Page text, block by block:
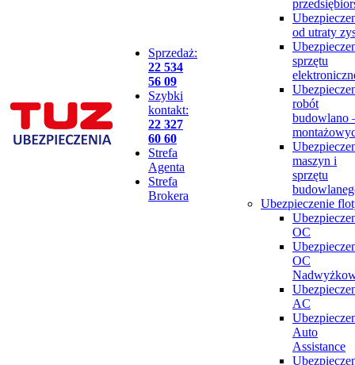
Sprzedaż:
22 534
56 09
Szybki
kontakt:
22 327
60 60
Strefa
Agenta
Strefa
Brokera
od utraty
sprzętu
robót
budowlano
maszyn i
sprzętu
Ubezpieczenie
OC
OC
AC
Auto
Assistance